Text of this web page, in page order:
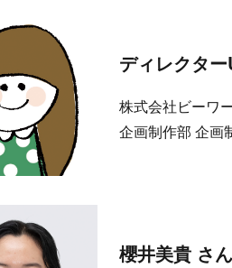
ディレクタ
株式会社ビーワ
企画制作部 企
櫻井美貴 さ